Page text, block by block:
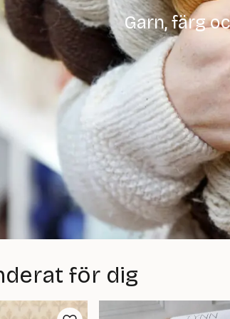
Garn, färg
för dig